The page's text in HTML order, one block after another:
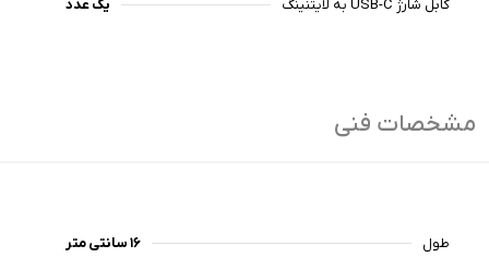
کابل شارژ USB-C به لایتنینگ یک عدد
مشخصات فنی
طول ۱۶ سانتی متر